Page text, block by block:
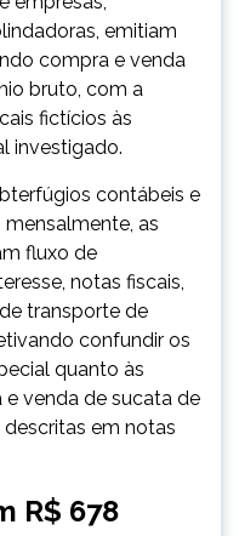
emitiam
compra e venda
bruto, com a
fictícios às
investigado.
contábeis e
mensalmente, as
fluxo de
notas fiscais,
transporte de
confundir os
quanto às
venda de sucata de
em notas
R$ 678